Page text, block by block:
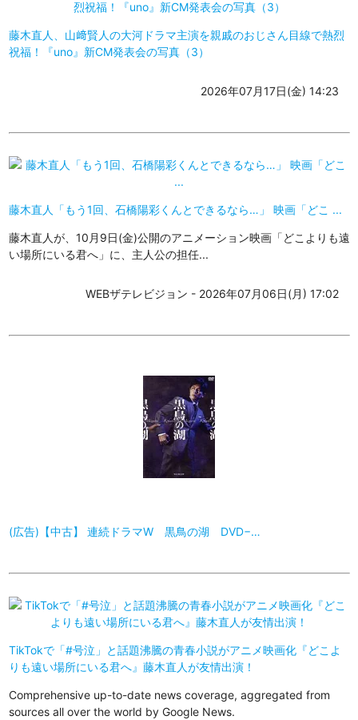
藤木直人、山﨑賢人の大河ドラマ主演を親戚のおじさん目線で熱烈
祝福！『uno』新CM発表会の写真（3）
2026年07月17日(金) 14:23
藤木直人「もう1回、石橋陽彩くんとできるなら…」 映画「どこ ...
藤木直人が、10月9日(金)公開のアニメーション映画「どこよりも遠
い場所にいる君へ」に、主人公の担任...
WEBザテレビジョン - 2026年07月06日(月) 17:02
(広告)【中古】 連続ドラマW 黒鳥の湖 DVD−…
TikTokで「#号泣」と話題沸騰の青春小説がアニメ映画化『どこよ
りも遠い場所にいる君へ』藤木直人が友情出演！
Comprehensive up-to-date news coverage, aggregated from
sources all over the world by Google News.